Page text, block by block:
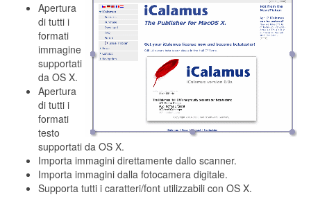
Apertura
di tutti i
formati
immagine
supportati
da OS X.
Apertura
di tutti i
formati
testo
supportati da OS X.
Importa immagini direttamente dallo scanner.
Importa immagini dalla fotocamera digitale.
Supporta tutti i caratteri/font utilizzabili con OS X.